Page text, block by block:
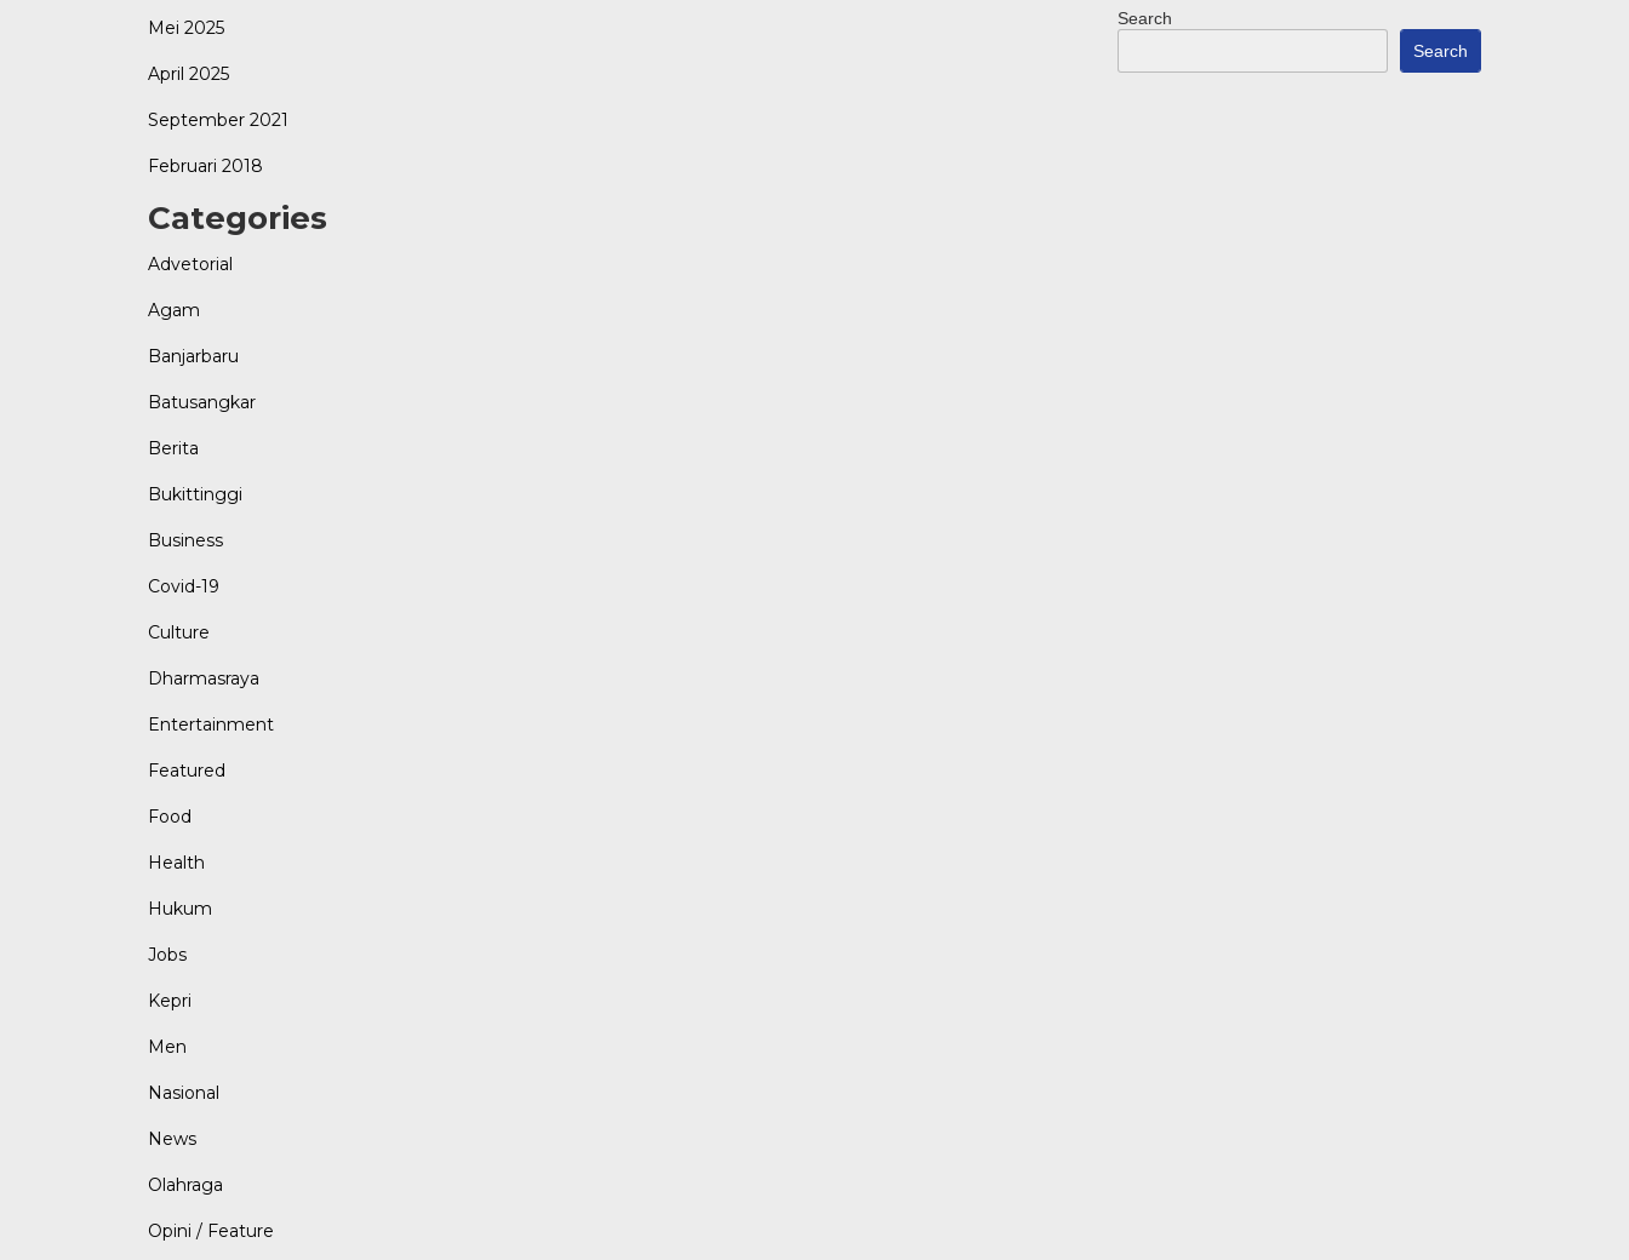
Mei 2025
April 2025
September 2021
Februari 2018
Categories
Advetorial
Agam
Banjarbaru
Batusangkar
Berita
Bukittinggi
Business
Covid-19
Culture
Dharmasraya
Entertainment
Featured
Food
Health
Hukum
Jobs
Kepri
Men
Nasional
News
Olahraga
Opini / Feature
Search
Search